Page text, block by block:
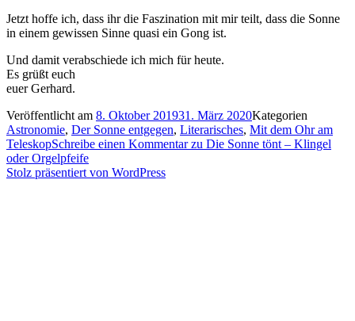
Jetzt hoffe ich, dass ihr die Faszination mit mir teilt, dass die Sonne
in einem gewissen Sinne quasi ein Gong ist.
Und damit verabschiede ich mich für heute.
Es grüßt euch
euer Gerhard.
Veröffentlicht am 8. Oktober 201931. März 2020Kategorien
Astronomie, Der Sonne entgegen, Literarisches, Mit dem Ohr am
TeleskopSchreibe einen Kommentarzu Die Sonne tönt – Klingel
oder Orgelpfeife
Stolz präsentiert von WordPress